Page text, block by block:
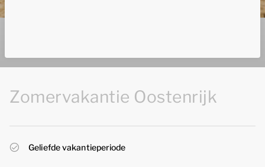
Zomervakantie Oostenrijk
Geliefde vakantieperiode